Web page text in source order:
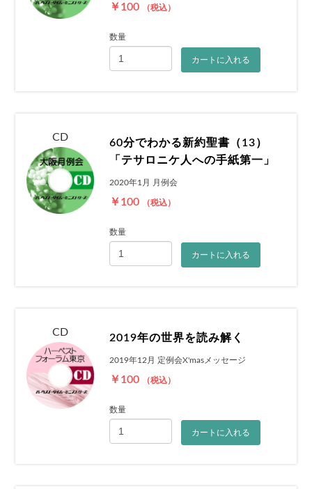
￥100 （税込）
数量
カートに入れる
CD
60分でわかる新約聖書（13）
「テサロニケ人への手紙第一」
2020年1月 月例会
￥100 （税込）
数量
カートに入れる
CD 2019年の世界を読み解く
2019年12月 定例会X'masメッセージ
￥100 （税込）
数量
カートに入れる